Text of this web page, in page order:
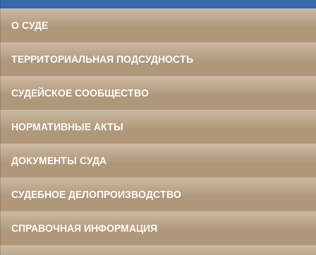
О СУДЕ
ТЕРРИТОРИАЛЬНАЯ ПОДСУДНОСТЬ
СУДЕЙСКОЕ СООБЩЕСТВО
НОРМАТИВНЫЕ АКТЫ
ДОКУМЕНТЫ СУДА
СУДЕБНОЕ ДЕЛОПРОИЗВОДСТВО
СПРАВОЧНАЯ ИНФОРМАЦИЯ